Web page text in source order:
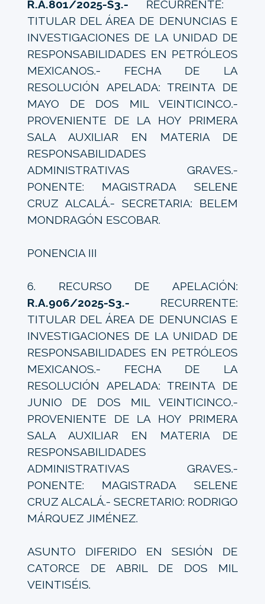
R.A.801/2025-S3.- RECURRENTE:
TITULAR DEL ÁREA DE DENUNCIAS E
INVESTIGACIONES DE LA UNIDAD DE
RESPONSABILIDADES EN PETRÓLEOS
MEXICANOS.- FECHA DE LA
RESOLUCIÓN APELADA: TREINTA DE
MAYO DE DOS MIL VEINTICINCO.-
PROVENIENTE DE LA HOY PRIMERA
SALA AUXILIAR EN MATERIA DE
RESPONSABILIDADES
ADMINISTRATIVAS GRAVES.-
PONENTE: MAGISTRADA SELENE
CRUZ ALCALÁ.- SECRETARIA: BELEM
MONDRAGÓN ESCOBAR.
PONENCIA III
6. RECURSO DE APELACIÓN:
R.A.906/2025-S3.- RECURRENTE:
TITULAR DEL ÁREA DE DENUNCIAS E
INVESTIGACIONES DE LA UNIDAD DE
RESPONSABILIDADES EN PETRÓLEOS
MEXICANOS.- FECHA DE LA
RESOLUCIÓN APELADA: TREINTA DE
JUNIO DE DOS MIL VEINTICINCO.-
PROVENIENTE DE LA HOY PRIMERA
SALA AUXILIAR EN MATERIA DE
RESPONSABILIDADES
ADMINISTRATIVAS GRAVES.-
PONENTE: MAGISTRADA SELENE
CRUZ ALCALÁ.- SECRETARIO: RODRIGO
MÁRQUEZ JIMÉNEZ.
ASUNTO DIFERIDO EN SESIÓN DE
CATORCE DE ABRIL DE DOS MIL
VEINTISÉIS.